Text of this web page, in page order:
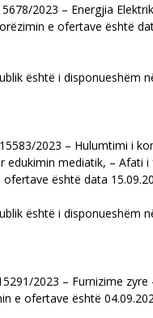
2023 – Energjia
e ofertave është
është i disponueshëm
2023 – Hulumtimi i
edukimin mediatik, – Afati i
është data
është i disponueshëm
2023 – Furnizime
e ofertave është